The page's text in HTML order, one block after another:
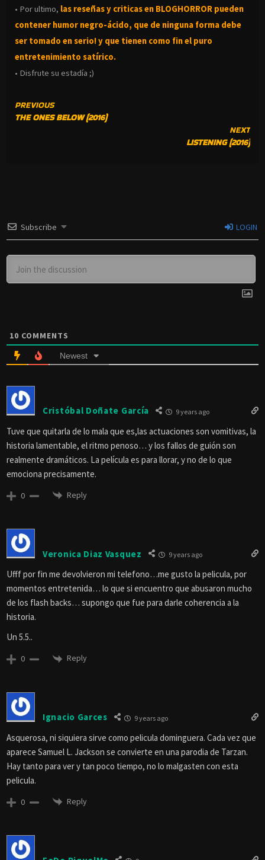
• Por ultimo, las reseñas y criticas en BLOGHORROR pueden
contener humor negro-ácido, que de ninguna forma debe
ser tomado en serio! y que tienen como fin el puro
entretenimiento satírico.
• Disfrute su estadía ;)
CONTINUE
READING
PREVIOUS
THE ONES BELOW (2016)
NEXT
LISTENING (2016)
Subscribe LOGIN
10 COMMENTS
Newest
Cristóbal Doñate García 9 years ago
Tuve que quitarla de lo mala que es,las actuaciones son vomitivas, la
historia lamentable, el ritmo penoso… y los fallos de guión son
realmente dramáticos. La película es para llorar, y no de lo que
emociona precisamente.
0 Reply
Veronica Diaz Vasquez 9 years ago
Ufff por fin me devolvieron mi telefono…me gusto la pelicula, por
momentos entretenida… lo que si encuentro que abusaron mucho
de los flash backs… supongo que fue para darle coherencia a la
historia.
Un 5.5..
0 Reply
Ignacio Garces 9 years ago
Asquerosa, ni siquiera sirve como pelicula dominguera. Cada vez que
aparece Samuel L. Jackson se convierte en una parodia de Tarzan.
Hay tanto para ver y tan poco tiempo, no lo malgasten con esta
pelicula.
0 Reply